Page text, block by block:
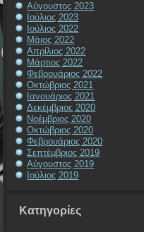
Αύγουστος 2023
Ιούλιος 2023
Ιούλιος 2022
Μάιος 2022
Απρίλιος 2022
Μάρτιος 2022
Φεβρουάριος 2022
Οκτώβριος 2021
Ιανουάριος 2021
Δεκέμβριος 2020
Νοέμβριος 2020
Οκτώβριος 2020
Φεβρουάριος 2020
Σεπτέμβριος 2019
Αύγουστος 2019
Ιούλιος 2019
Kατηγορίες